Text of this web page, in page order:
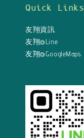
Quick Links
友翔資訊
友翔@Line
友翔@GoogleMaps